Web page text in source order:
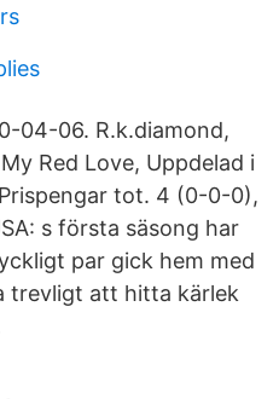
04-06. R.k.diamond,
Red Love, Uppdelad i
tot. 4 (0-0-0),
s första säsong har
par gick hem med
trevligt att hitta kärlek